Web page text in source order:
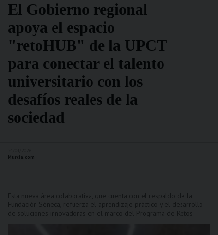
El Gobierno regional
apoya el espacio
"retoHUB" de la UPCT
para conectar el talento
universitario con los
desafíos reales de la
sociedad
Murcia.com